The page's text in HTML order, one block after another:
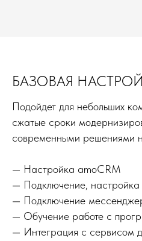
БАЗОВАЯ
Подойдет для небольших
сжатые сроки
современными решениями
— Настройка amoCRM
— Подключение, настройка
— Подключение
— Обучение работе с
— Интеграция с сервисом